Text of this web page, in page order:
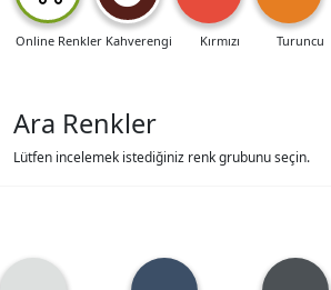
Online Renkler Kahverengi Kırmızı Turuncu
Ara Renkler
Lütfen incelemek istediğiniz renk grubunu seçin.